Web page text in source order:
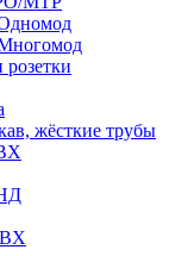
жёсткие трубы